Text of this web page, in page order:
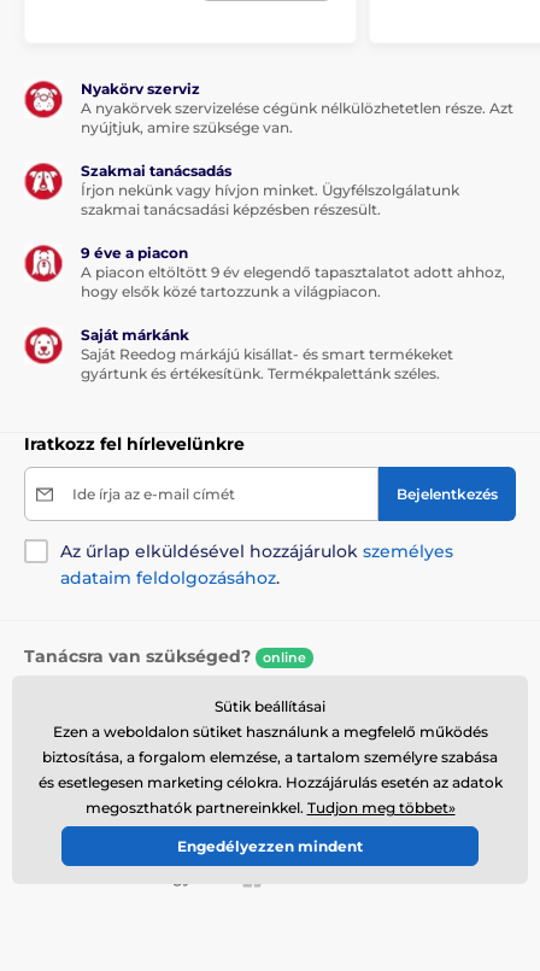
Nyakörv szerviz
A nyakörvek szervizelése cégünk nélkülözhetetlen része. Azt
nyújtjuk, amire szüksége van.
Szakmai tanácsadás
Írjon nekünk vagy hívjon minket. Ügyfélszolgálatunk
szakmai tanácsadási képzésben részesült.
9 éve a piacon
A piacon eltöltött 9 év elegendő tapasztalatot adott ahhoz,
hogy elsők közé tartozzunk a világpiacon.
Saját márkánk
Saját Reedog márkájú kisállat- és smart termékeket
gyártunk és értékesítünk. Termékpalettánk széles.
Iratkozz fel hírlevelünkre
Ide írja az e-mail címét Bejelentkezés
Az űrlap elküldésével hozzájárulok személyes
adataim feldolgozásához.
Tanácsra van szükséged? online
+36 21 300 7514
info@reedog.hu
Hol találsz bennünket
Magyar
Sütik beállításai
Ezen a weboldalon sütiket használunk a megfelelő működés
biztosítása, a forgalom elemzése, a tartalom személyre szabása
és esetlegesen marketing célokra. Hozzájárulás esetén az adatok
megoszthatók partnereinkkel. Tudjon meg többet»
Engedélyezzen mindent